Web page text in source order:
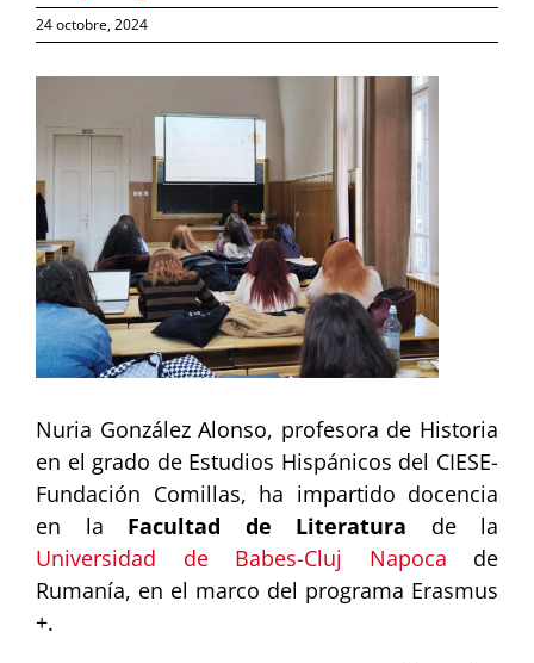
24 octobre, 2024
Image
Nuria González Alonso, profesora de Historia
en el grado de Estudios Hispánicos del CIESE-
Fundación Comillas, ha impartido docencia
en la Facultad de Literatura de la
Universidad de Babes-Cluj Napoca de
Rumanía, en el marco del programa Erasmus
+.